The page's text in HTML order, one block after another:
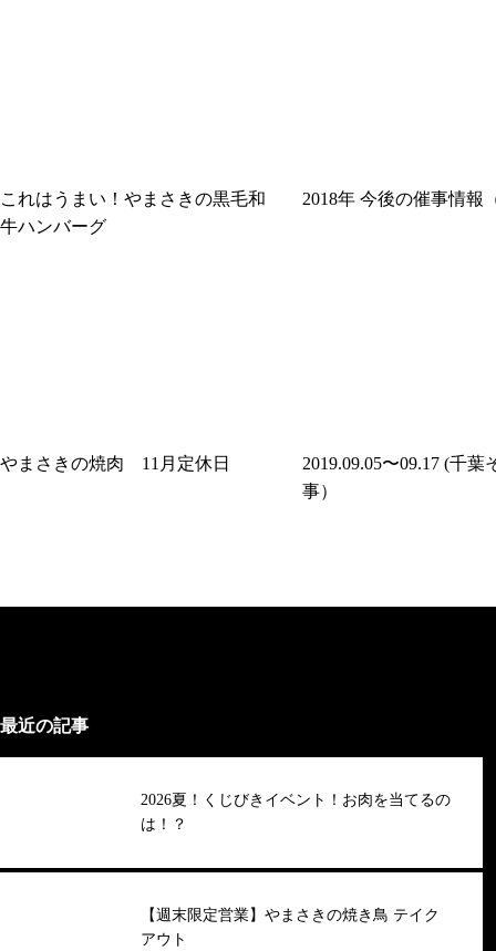
これはうまい！やまさきの黒毛和
牛ハンバーグ
2018年 今後の催事情報
やまさきの焼肉 11月定休日
2019.09.05〜09.17 (千葉
事）
最近の記事
2026夏！くじびきイベント！お肉を当てるの
は！？
【週末限定営業】やまさきの焼き鳥 テイク
アウト